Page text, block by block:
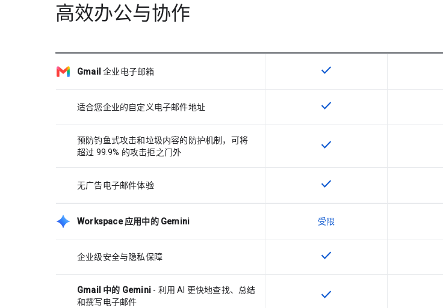
高效办公与协作
Gmail 企业电子邮箱 该 SKU 提供此功能
check
适合您企业的自定义电子邮件地址 该 SKU 提供此功能
check
预防钓鱼式攻击和垃圾内容的防护机制，可将
超过 99.9% 的攻击拒之门外
该 SKU 提供此功能
check
无广告电子邮件体验 该 SKU 提供此功能
check
Workspace 应用中的 Gemini 受限
企业级安全与隐私保障 该 SKU 提供此功能
check
Gmail 中的 Gemini - 利用 AI 更快地查找、总结
和撰写电子邮件
该 SKU 提供此功能
check